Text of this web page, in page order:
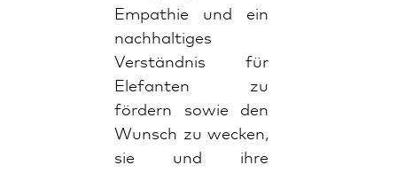
Empathie und ein
nachhaltiges
Verständnis für
Elefanten zu
fördern sowie den
Wunsch zu wecken,
sie und ihre